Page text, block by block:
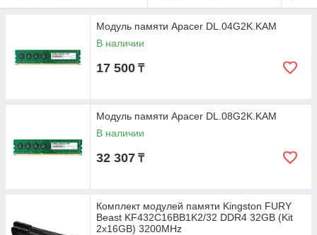
Модуль памяти Apacer DL.04G2K.KAM
В наличии
17 500 ₸
Модуль памяти Apacer DL.08G2K.KAM
В наличии
32 307 ₸
Комплект модулей памяти Kingston FURY
Beast KF432C16BB1K2/32 DDR4 32GB (Kit
2x16GB) 3200MHz